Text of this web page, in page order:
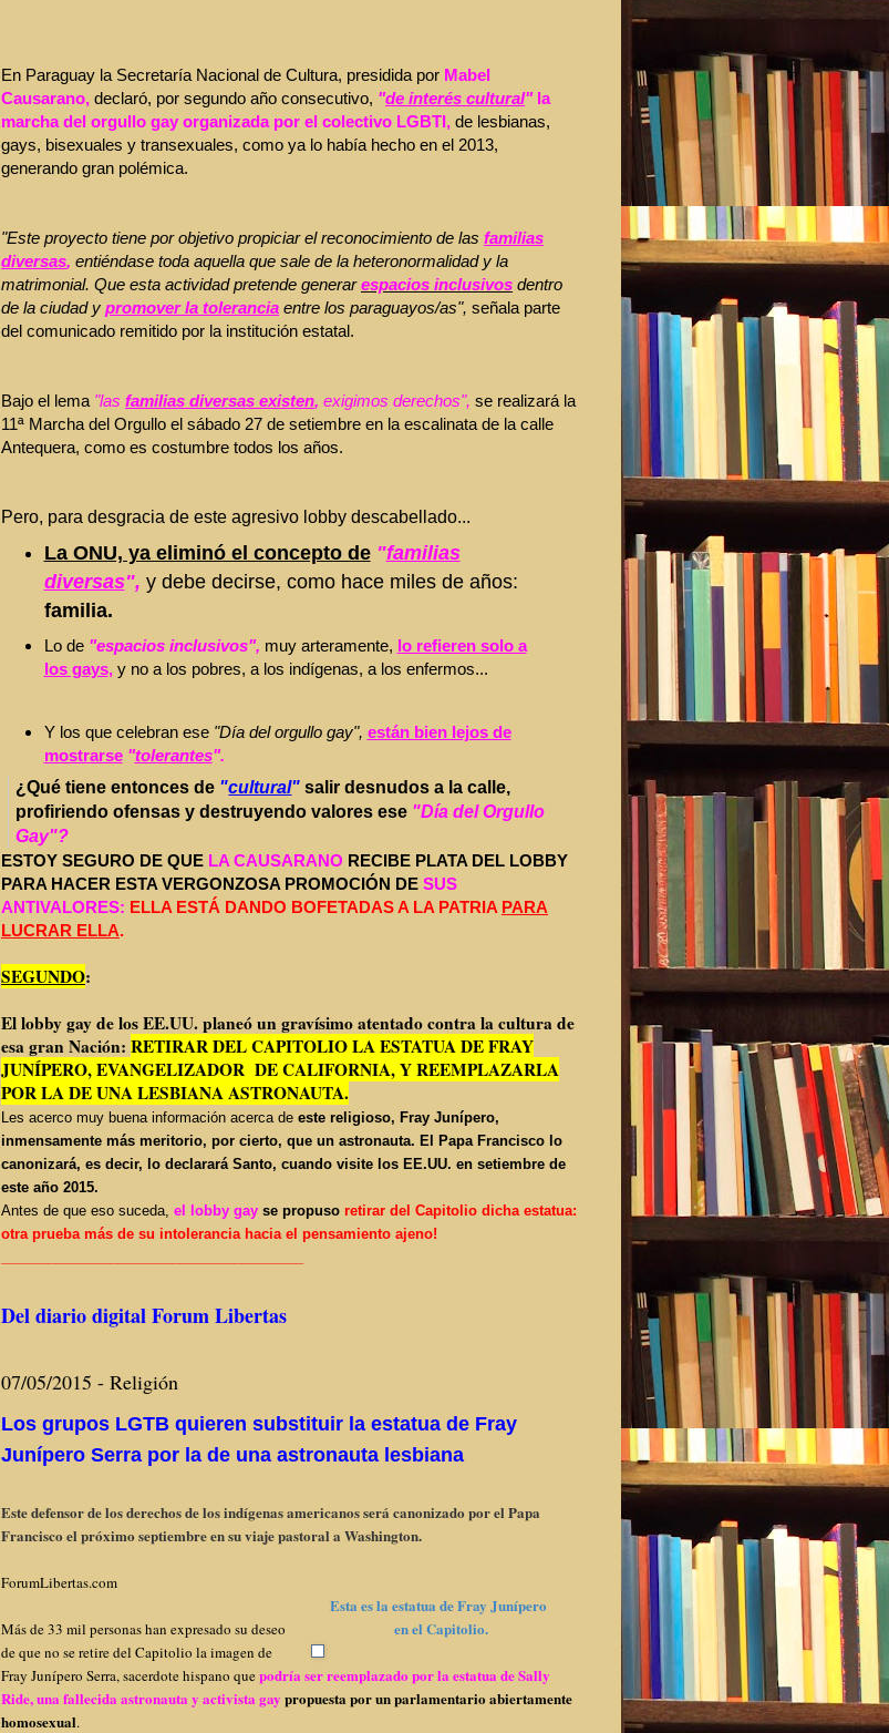
En Paraguay la Secretaría Nacional de Cultura, presidida por Mabel
Causarano, declaró, por segundo año consecutivo, "de interés cultural" la
marcha del orgullo gay organizada por el colectivo LGBTI, de lesbianas,
gays, bisexuales y transexuales, como ya lo había hecho en el 2013,
generando gran polémica.
"Este proyecto tiene por objetivo propiciar el reconocimiento de las familias
diversas, entiéndase toda aquella que sale de la heteronormalidad y la
matrimonial. Que esta actividad pretende generarespacios inclusivos dentro
de la ciudad y promover la tolerancia entre los paraguayos/as", señala parte
del comunicado remitido por la institución estatal.
Bajo el lema "las familias diversas existen, exigimos derechos", se realizará la
11ª Marcha del Orgullo el sábado 27 de setiembre en la escalinata de la calle
Antequera, como es costumbre todos los años.
Pero, para desgracia de este agresivo lobby descabellado...
La ONU, ya eliminó el concepto de "familias
diversas", y debe decirse, como hace miles de años:
familia.
Lo de "espacios inclusivos", muy arteramente, lo refieren solo a
los gays,y no a los pobres, a los indígenas, a los enfermos...
Y los que celebran ese "Día del orgullo gay", están bien lejos de
mostrarse "tolerantes".
¿Qué tiene entonces de "cultural" salir desnudos a la calle,
profiriendo ofensas y destruyendo valores ese "Día del Orgullo
Gay"?
ESTOY SEGURO DE QUE LA CAUSARANO RECIBE PLATA DEL LOBBY
PARA HACER ESTA VERGONZOSA PROMOCIÓN DE SUS
ANTIVALORES: ELLA ESTÁ DANDO BOFETADAS A LA PATRIA PARA
LUCRAR ELLA.
SEGUNDO:
El lobby gay de los EE.UU. planeó un gravísimo atentado contra la cultura de
esa gran Nación: RETIRAR DEL CAPITOLIO LA ESTATUA DE FRAY
JUNÍPERO, EVANGELIZADOR DE CALIFORNIA, Y REEMPLAZARLA
POR LA DE UNA LESBIANA ASTRONAUTA.
Les acerco muy buena información acerca de este religioso, Fray Junípero,
inmensamente más meritorio, por cierto, que un astronauta. El Papa Francisco lo
canonizará, es decir, lo declarará Santo, cuando visite los EE.UU. en setiembre de
este año 2015.
Antes de que eso suceda, el lobby gay se propuso retirar del Capitolio dicha estatua:
otra prueba más de su intolerancia hacia el pensamiento ajeno!
Del diario digital Forum Libertas
07/05/2015 - Religión
Los grupos LGTB quieren substituir la estatua de Fray
Junípero Serra por la de una astronauta lesbiana
Este defensor de los derechos de los indígenas americanos será canonizado por el Papa
Francisco el próximo septiembre en su viaje pastoral a Washington.
Esta es la estatua de Fray Junípero
en el Capitolio.
ForumLibertas.com
Más de 33 mil personas han expresado su deseo
de que no se retire del Capitolio la imagen de
Fray Junípero Serra, sacerdote hispano quepodría ser reemplazado por la estatua de Sally
Ride, una fallecida astronauta y activista gay propuesta por un parlamentario abiertamente
homosexual.